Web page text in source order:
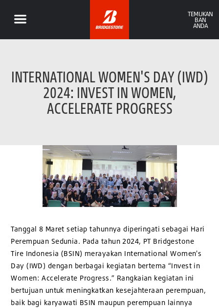
TEMUKAN
BAN
ANDA
INTERNATIONAL WOMEN'S DAY (IWD)
2024: INVEST IN WOMEN,
ACCELERATE PROGRESS
Tanggal 8 Maret setiap tahunnya diperingati sebagai Hari
Perempuan Sedunia. Pada tahun 2024, PT Bridgestone
Tire Indonesia (BSIN) merayakan International Women's
Day (IWD) dengan berbagai kegiatan bertema “Invest in
Women: Accelerate Progress.” Rangkaian kegiatan ini
bertujuan untuk meningkatkan kesejahteraan perempuan,
baik bagi karyawati BSIN maupun perempuan lainnya